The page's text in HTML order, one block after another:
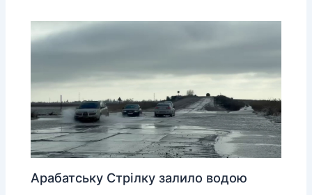
Арабатську Стрілку залило водою